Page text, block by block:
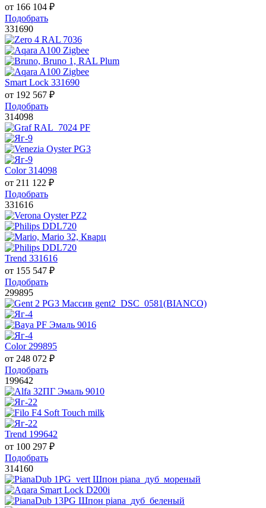
от 166 104 ₽
Подобрать
331690
Smart Lock 331690
от 192 567 ₽
Подобрать
314098
Color 314098
от 211 122 ₽
Подобрать
331616
Trend 331616
от 155 547 ₽
Подобрать
299895
Color 299895
от 248 072 ₽
Подобрать
199642
Trend 199642
от 100 297 ₽
Подобрать
314160